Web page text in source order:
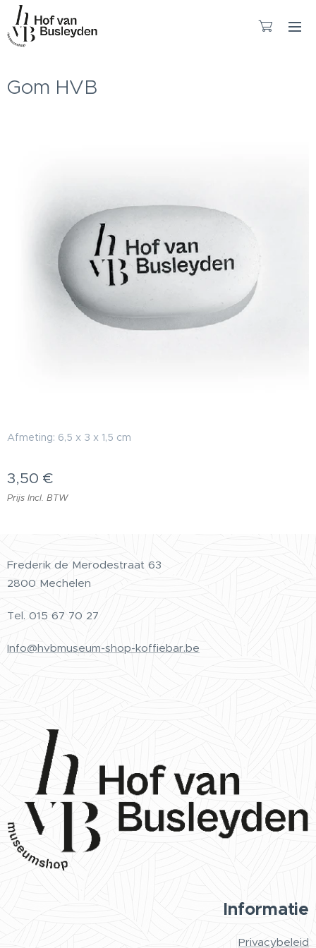
Gom HVB
Afmeting: 6,5 x 3 x 1,5 cm
3,50 €
Prijs Incl. BTW
Frederik de Merodestraat 63
2800 Mechelen
Tel. 015 67 70 27
Info@hvbmuseum-shop-koffiebar.be
Informatie
Privacybeleid